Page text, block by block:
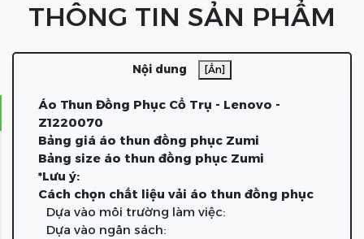
THÔNG TIN SẢN PHẨM
Nội dung [Ẩn]
Áo Thun Đồng Phục Cổ Trụ - Lenovo -
Z1220070
Bảng giá áo thun đồng phục Zumi
Bảng size áo thun đồng phục Zumi
*Lưu ý:
Cách chọn chất liệu vải áo thun đồng phục
Dựa vào môi trường làm việc:
Dựa vào ngân sách: